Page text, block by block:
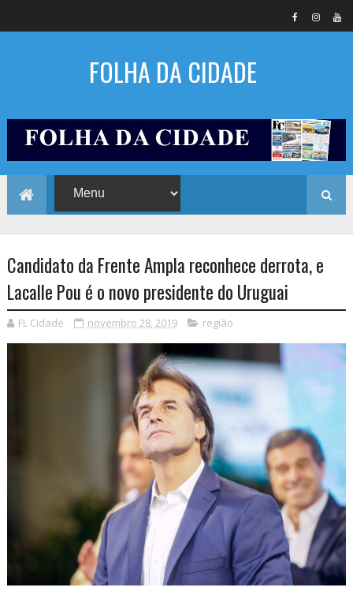
FOLHA DA CIDADE
Candidato da Frente Ampla reconhece derrota, e
Lacalle Pou é o novo presidente do Uruguai
FL Cidade novembro 28, 2019 região